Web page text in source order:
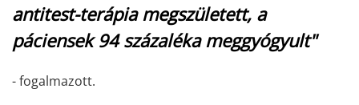
antitest-terápia megszületett, a
páciensek 94 százaléka meggyógyult"
- fogalmazott.